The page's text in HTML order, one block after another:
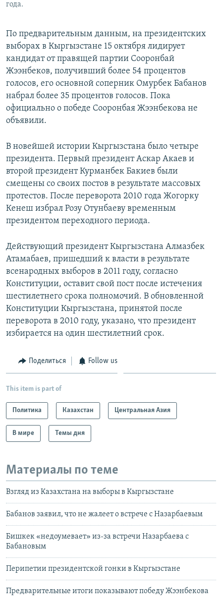
года.
По предварительным данным, на президентских
выборах в Кыргызстане 15 октября лидирует
кандидат от правящей партии Сооронбай
Жээнбеков, получивший более 54 процентов
голосов, его основной соперник Омурбек Бабанов
набрал более 35 процентов голосов. Пока
официально о победе Сооронбая Жээнбекова не
объявили.
В новейшей истории Кыргызстана было четыре
президента. Первый президент Аскар Акаев и
второй президент Курманбек Бакиев были
смещены со своих постов в результате массовых
протестов. После переворота 2010 года Жогорку
Кенеш избрал Розу Отунбаеву временным
президентом переходного периода.
Действующий президент Кыргызстана Алмазбек
Атамабаев, пришедший к власти в результате
всенародных выборов в 2011 году, согласно
Конституции, оставит свой пост после истечения
шестилетнего срока полномочий. В обновленной
Конституции Кыргызстана, принятой после
переворота в 2010 году, указано, что президент
избирается на один шестилетний срок.
Поделиться Follow us
This item is part of
Политика Казахстан Центральная Азия
В мире Темы дня
Материалы по теме
Взгляд из Казахстана на выборы в Кыргызстане
Бабанов заявил, что не жалеет о встрече с Назарбаевым
Бишкек «недоумевает» из-за встречи Назарбаева с
Бабановым
Перипетии президентской гонки в Кыргызстане
Предварительные итоги показывают победу Жээнбекова